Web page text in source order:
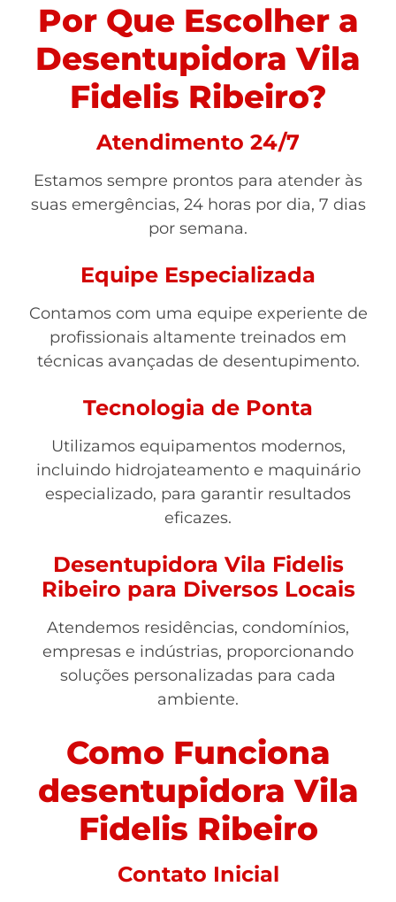
Por Que Escolher a
Desentupidora Vila
Fidelis Ribeiro?
Atendimento 24/7
Estamos sempre prontos para atender às
suas emergências, 24 horas por dia, 7 dias
por semana.
Equipe Especializada
Contamos com uma equipe experiente de
profissionais altamente treinados em
técnicas avançadas de desentupimento.
Tecnologia de Ponta
Utilizamos equipamentos modernos,
incluindo hidrojateamento e maquinário
especializado, para garantir resultados
eficazes.
Desentupidora Vila Fidelis
Ribeiro para Diversos Locais
Atendemos residências, condomínios,
empresas e indústrias, proporcionando
soluções personalizadas para cada
ambiente.
Como Funciona
desentupidora Vila
Fidelis Ribeiro
Contato Inicial